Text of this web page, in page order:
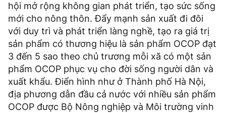
hội mở rộng không gian phát triển, tạo sức sống
mới cho nông thôn. Đẩy mạnh sản xuất đi đôi
với duy trì và phát triển làng nghề, tạo ra giá trị
sản phẩm có thương hiệu là sản phẩm OCOP đạt
3 đến 5 sao theo chủ trương mỗi xã có một sản
phẩm OCOP phục vụ cho đời sống người dân và
xuất khẩu. Điển hình như ở Thành phố Hà Nội,
địa phương dẫn đầu cả nước với nhiều sản phẩm
OCOP được Bộ Nông nghiệp và Môi trường vinh